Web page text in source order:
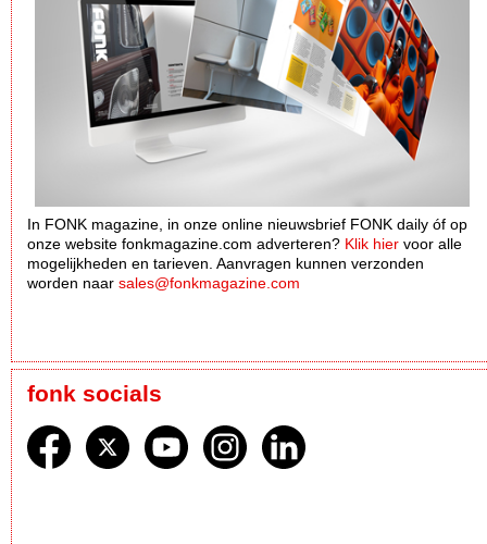
In FONK magazine, in onze online nieuwsbrief FONK daily óf op
onze website fonkmagazine.com adverteren? Klik hier voor alle
mogelijkheden en tarieven. Aanvragen kunnen verzonden
worden naar sales@fonkmagazine.com
fonk socials